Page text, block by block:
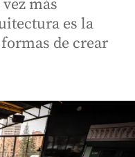
más
es la
de crear